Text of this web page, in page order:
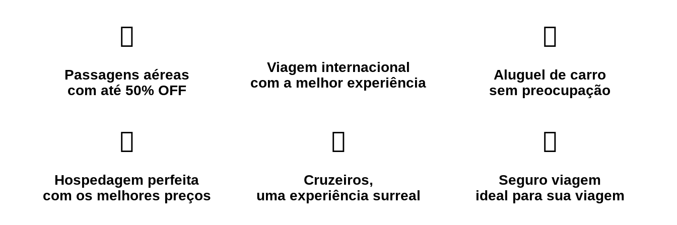
Passagens aéreas
com até 50% OFF
Viagem internacional
com a melhor experiência
Aluguel de carro
sem preocupação
Hospedagem perfeita
com os melhores preços
Cruzeiros,
uma experiência surreal
Seguro viagem
ideal para sua viagem